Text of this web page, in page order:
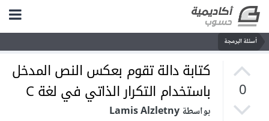
أسئلة البرمجة
0
كتابة دالة تقوم بعكس النص المدخل
باستخدام التكرار الذاتي في لغة C
بواسطة Lamis Alzletny